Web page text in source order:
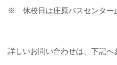
企業情報
※ 休校日は庄原バスセンター
詳しいお問い合わせは、下記へ